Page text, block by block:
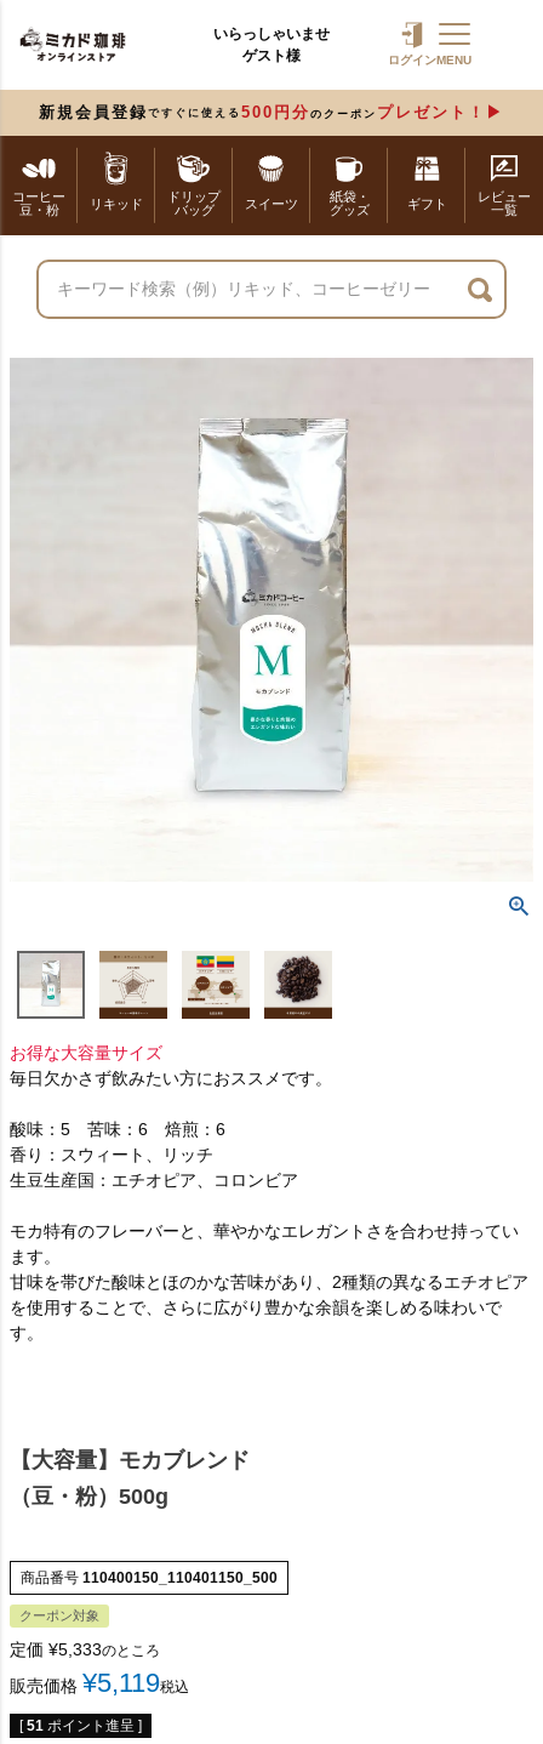
いらっしゃいませ
ゲスト様
ログインMENU
新規会員登録 ですぐに使える 500円分 のクーポン プレゼント！
コーヒー
豆・粉
リキッド
ドリップ
バッグ
スイーツ
紙袋・
グッズ
ギフト
レビュー
一覧
お得な大容量サイズ
毎日欠かさず飲みたい方におススメです。
酸味：5 苦味：6 焙煎：6
香り：スウィート、リッチ
生豆生産国：エチオピア、コロンビア
モカ特有のフレーバーと、華やかなエレガントさを合わせ持ってい
ます。
甘味を帯びた酸味とほのかな苦味があり、2種類の異なるエチオピア
を使用することで、さらに広がり豊かな余韻を楽しめる味わいで
す。
【大容量】モカブレンド
（豆・粉）500g
商品番号 110400150_110401150_500
クーポン対象
定価 ¥5,333のところ
販売価格 ¥5,119税込
[ 51 ポイント進呈 ]